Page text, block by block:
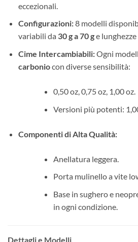
eccezionali.
Configurazioni:8 modelli
variabili da 30 g a 70 ge lunghezze
Cime Intercambiabili:Ogni
carboniocon diverse sensibilità:
0,50 oz, 0,75 oz, 1,00 oz.
Versioni più potenti:
Componenti di Alta Qualità:
Anellatura leggera.
Porta mulinello a vite
Base in sughero e
in ogni condizione.
Dettagli e Modelli